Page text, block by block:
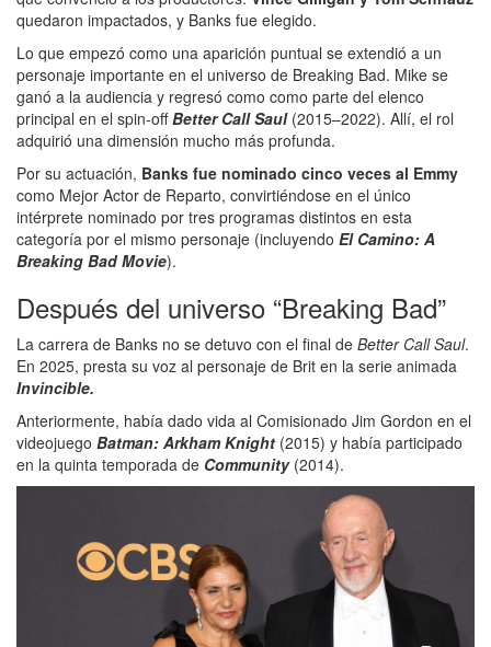
quedaron impactados, y Banks fue elegido.
Lo que empezó como una aparición puntual se extendió a un
personaje importante en el universo de Breaking Bad. Mike se
ganó a la audiencia y regresó como como parte del elenco
principal en el spin-offBetter Call Saul(2015–2022). Allí, el rol
adquirió una dimensión mucho más profunda.
Por su actuación, Banks fue nominado cinco veces al Emmy
como Mejor Actor de Reparto, convirtiéndose en el único
intérprete nominado por tres programas distintos en esta
categoría por el mismo personaje (incluyendo El Camino: A
Breaking Bad Movie).
Después del universo “Breaking Bad”
La carrera de Banks no se detuvo con el final de Better Call Saul.
En 2025, presta su voz al personaje de Brit en la serie animada
Invincible.
Anteriormente, había dado vida al Comisionado Jim Gordon en el
videojuego Batman: Arkham Knight (2015) y había participado
en la quinta temporada de Community (2014).